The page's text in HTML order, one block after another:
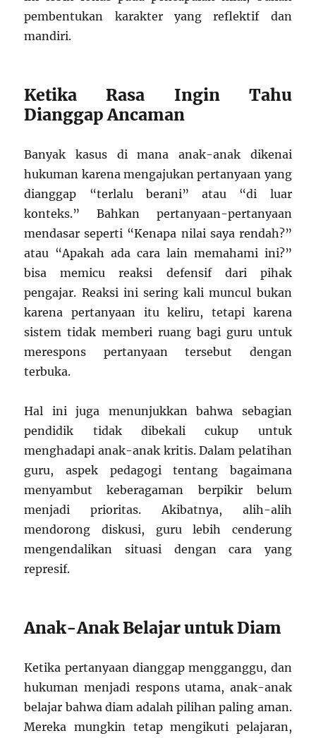
pembentukan karakter yang reflektif dan
mandiri.
Ketika Rasa Ingin Tahu
Dianggap Ancaman
Banyak kasus di mana anak-anak dikenai
hukuman karena mengajukan pertanyaan yang
dianggap “terlalu berani” atau “di luar
konteks.” Bahkan pertanyaan-pertanyaan
mendasar seperti “Kenapa nilai saya rendah?”
atau “Apakah ada cara lain memahami ini?”
bisa memicu reaksi defensif dari pihak
pengajar. Reaksi ini sering kali muncul bukan
karena pertanyaan itu keliru, tetapi karena
sistem tidak memberi ruang bagi guru untuk
merespons pertanyaan tersebut dengan
terbuka.
Hal ini juga menunjukkan bahwa sebagian
pendidik tidak dibekali cukup untuk
menghadapi anak-anak kritis. Dalam pelatihan
guru, aspek pedagogi tentang bagaimana
menyambut keberagaman berpikir belum
menjadi prioritas. Akibatnya, alih-alih
mendorong diskusi, guru lebih cenderung
mengendalikan situasi dengan cara yang
represif.
Anak-Anak Belajar untuk Diam
Ketika pertanyaan dianggap mengganggu, dan
hukuman menjadi respons utama, anak-anak
belajar bahwa diam adalah pilihan paling aman.
Mereka mungkin tetap mengikuti pelajaran,